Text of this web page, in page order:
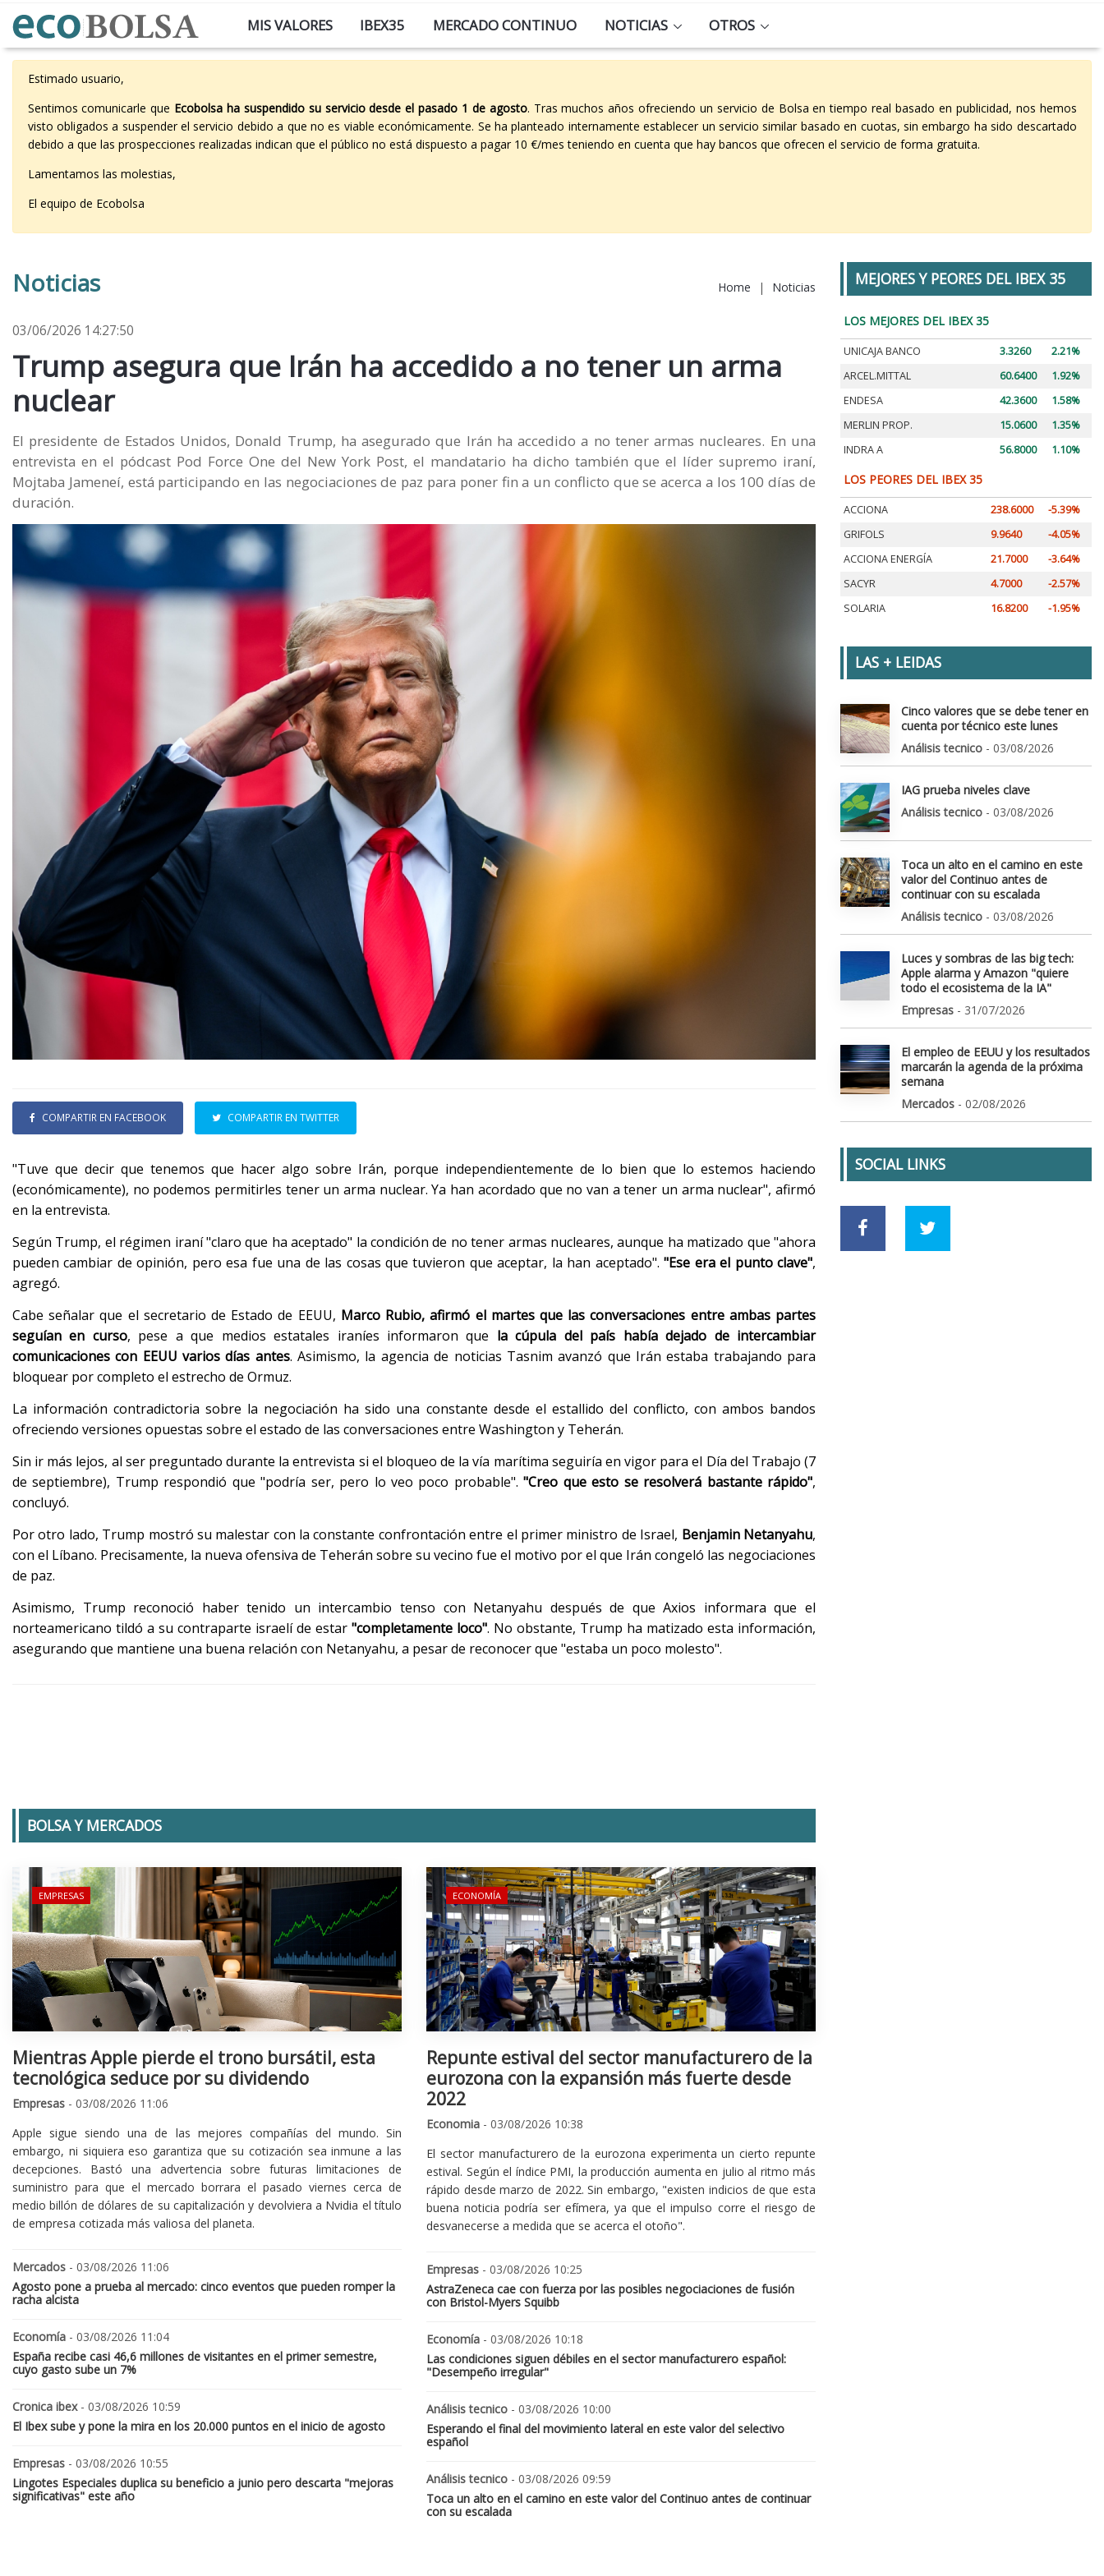
MIS VALORES IBEX35 MERCADO CONTINUO NOTICIAS OTROS
Estimado usuario,
Sentimos comunicarle que Ecobolsa ha suspendido su servicio desde el pasado 1 de agosto. Tras muchos años ofreciendo un servicio de Bolsa en tiempo real basado en publicidad, nos hemos
visto obligados a suspender el servicio debido a que no es viable económicamente. Se ha planteado internamente establecer un servicio similar basado en cuotas, sin embargo ha sido descartado
debido a que las prospecciones realizadas indican que el público no está dispuesto a pagar 10 €/mes teniendo en cuenta que hay bancos que ofrecen el servicio de forma gratuita.
Lamentamos las molestias,
El equipo de Ecobolsa
Noticias Home | Noticias
03/06/2026 14:27:50
Trump asegura que Irán ha accedido a no tener un arma
nuclear
El presidente de Estados Unidos, Donald Trump, ha asegurado que Irán ha accedido a no tener armas nucleares. En una
entrevista en el pódcast Pod Force One del New York Post, el mandatario ha dicho también que el líder supremo iraní,
Mojtaba Jameneí, está participando en las negociaciones de paz para poner fin a un conflicto que se acerca a los 100 días de
duración.
COMPARTIR EN FACEBOOK COMPARTIR EN TWITTER
"Tuve que decir que tenemos que hacer algo sobre Irán, porque independientemente de lo bien que lo estemos haciendo
(económicamente), no podemos permitirles tener un arma nuclear. Ya han acordado que no van a tener un arma nuclear", afirmó
en la entrevista.
Según Trump, el régimen iraní "claro que ha aceptado" la condición de no tener armas nucleares, aunque ha matizado que "ahora
pueden cambiar de opinión, pero esa fue una de las cosas que tuvieron que aceptar, la han aceptado"."Ese era el punto clave",
agregó.
Cabe señalar que el secretario de Estado de EEUU, Marco Rubio, afirmó el martes que las conversaciones entre ambas partes
seguían en curso, pese a que medios estatales iraníes informaron que la cúpula del país había dejado de intercambiar
comunicaciones con EEUU varios días antes. Asimismo, la agencia de noticias Tasnim avanzó que Irán estaba trabajando para
bloquear por completo el estrecho de Ormuz.
La información contradictoria sobre la negociación ha sido una constante desde el estallido del conflicto, con ambos bandos
ofreciendo versiones opuestas sobre el estado de las conversaciones entre Washington y Teherán.
Sin ir más lejos, al ser preguntado durante la entrevista si el bloqueo de la vía marítima seguiría en vigor para el Día del Trabajo (7
de septiembre), Trump respondió que "podría ser, pero lo veo poco probable"."Creo que esto se resolverá bastante rápido",
concluyó.
Por otro lado, Trump mostró su malestar con la constante confrontación entre el primer ministro de Israel, Benjamin Netanyahu,
con el Líbano. Precisamente, la nueva ofensiva de Teherán sobre su vecino fue el motivo por el que Irán congeló las negociaciones
de paz.
Asimismo, Trump reconoció haber tenido un intercambio tenso con Netanyahu después de que Axios informara que el
norteamericano tildó a su contraparte israelí de estar "completamente loco". No obstante, Trump ha matizado esta información,
asegurando que mantiene una buena relación con Netanyahu, a pesar de reconocer que "estaba un poco molesto".
BOLSA Y MERCADOS
EMPRESAS
Mientras Apple pierde el trono bursátil, esta
tecnológica seduce por su dividendo
Empresas - 03/08/2026 11:06
Apple sigue siendo una de las mejores compañías del mundo. Sin
embargo, ni siquiera eso garantiza que su cotización sea inmune a las
decepciones. Bastó una advertencia sobre futuras limitaciones de
suministro para que el mercado borrara el pasado viernes cerca de
medio billón de dólares de su capitalización y devolviera a Nvidia el título
de empresa cotizada más valiosa del planeta.
Mercados - 03/08/2026 11:06
Agosto pone a prueba al mercado: cinco eventos que pueden romper la
racha alcista
Economía - 03/08/2026 11:04
España recibe casi 46,6 millones de visitantes en el primer semestre,
cuyo gasto sube un 7%
Cronica ibex- 03/08/2026 10:59
El Ibex sube y pone la mira en los 20.000 puntos en el inicio de agosto
Empresas - 03/08/2026 10:55
Lingotes Especiales duplica su beneficio a junio pero descarta "mejoras
significativas" este año
ECONOMÍA
Repunte estival del sector manufacturero de la
eurozona con la expansión más fuerte desde
2022
Economia - 03/08/2026 10:38
El sector manufacturero de la eurozona experimenta un cierto repunte
estival. Según el índice PMI, la producción aumenta en julio al ritmo más
rápido desde marzo de 2022. Sin embargo, "existen indicios de que esta
buena noticia podría ser efímera, ya que el impulso corre el riesgo de
desvanecerse a medida que se acerca el otoño".
Empresas - 03/08/2026 10:25
AstraZeneca cae con fuerza por las posibles negociaciones de fusión
con Bristol-Myers Squibb
Economía - 03/08/2026 10:18
Las condiciones siguen débiles en el sector manufacturero español:
"Desempeño irregular"
Análisis tecnico - 03/08/2026 10:00
Esperando el final del movimiento lateral en este valor del selectivo
español
Análisis tecnico - 03/08/2026 09:59
Toca un alto en el camino en este valor del Continuo antes de continuar
con su escalada
MEJORES Y PEORES DEL IBEX 35
LOS MEJORES DEL IBEX 35
UNICAJA BANCO 3.3260
2.21%
ARCEL.MITTAL
60.6400
1.92%
ENDESA
42.3600
1.58%
MERLIN PROP.
15.0600
1.35%
INDRA A
56.8000 1.10%
LOS PEORES DEL IBEX 35
ACCIONA 238.6000
-5.39%
GRIFOLS
9.9640
-4.05%
ACCIONA ENERGÍA
21.7000
-3.64%
SACYR
4.7000
-2.57%
SOLARIA
16.8200 -1.95%
LAS + LEIDAS
Cinco valores que se debe tener en
cuenta por técnico este lunes
Análisis tecnico - 03/08/2026
IAG prueba niveles clave
Análisis tecnico - 03/08/2026
Toca un alto en el camino en este
valor del Continuo antes de
continuar con su escalada
Análisis tecnico - 03/08/2026
Luces y sombras de las big tech:
Apple alarma y Amazon "quiere
todo el ecosistema de la IA"
Empresas - 31/07/2026
El empleo de EEUU y los resultados
marcarán la agenda de la próxima
semana
Mercados - 02/08/2026
SOCIAL LINKS